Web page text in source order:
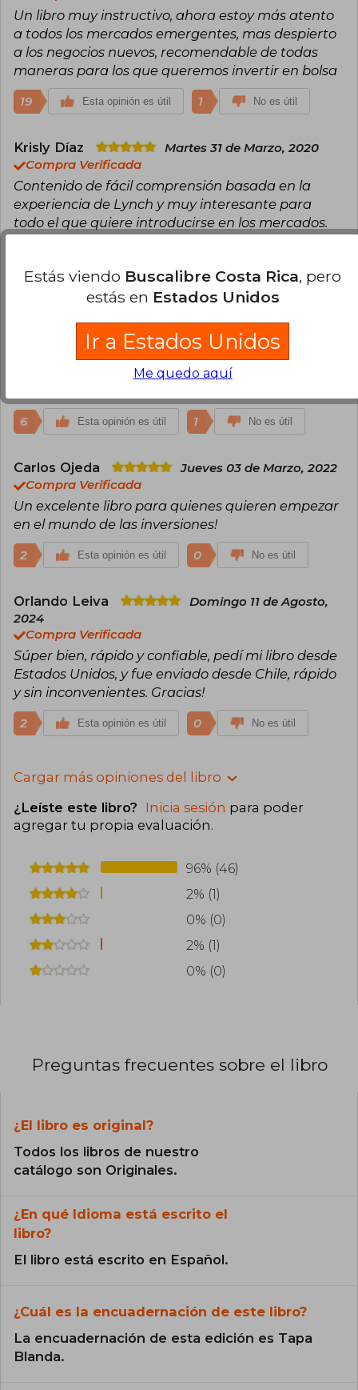
Un libro muy instructivo, ahora estoy más atento
a todos los mercados emergentes, mas despierto
a los negocios nuevos, recomendable de todas
maneras para los que queremos invertir en bolsa
19 Esta opinión es útil 1 No es útil
Krisly Díaz
Martes 31 de Marzo, 2020
Compra Verificada
Contenido de fácil comprensión basada en la
experiencia de Lynch y muy interesante para
todo el que quiere introducirse en los mercados.
Johao Villalobos
Lunes 12 de Octubre,
Compra Verificada
Excelente libro, llego a tiempo. Gracias
buscalibre!!!, me gustaría considerar que tengan
6 Esta opinión es útil 1 No es útil
Carlos Ojeda
Jueves 03 de Marzo, 2022
Compra Verificada
Un excelente libro para quienes quieren empezar
en el mundo de las inversiones!
2 Esta opinión es útil 0 No es útil
Orlando Leiva
Domingo 11 de Agosto,
2024
Compra Verificada
Súper bien, rápido y confiable, pedí mi libro desde
Estados Unidos, y fue enviado desde Chile, rápido
y sin inconvenientes. Gracias!
2 Esta opinión es útil 0 No es útil
Cargar más opiniones del libro
¿Leíste este libro? Inicia sesión para poder
agregar tu propia evaluación.
96% (46)
2% (1)
0% (0)
2% (1)
0% (0)
Preguntas frecuentes sobre el libro
¿El libro es original?
Todos los libros de nuestro
catálogo son Originales.
¿En qué Idioma está escrito el
libro?
El libro está escrito en Español.
¿Cuál es la encuadernación de este libro?
La encuadernación de esta edición es Tapa
Blanda.
Estás viendo Buscalibre Costa Rica, pero
estás en Estados Unidos
Ir a Estados Unidos
Me quedo aquí